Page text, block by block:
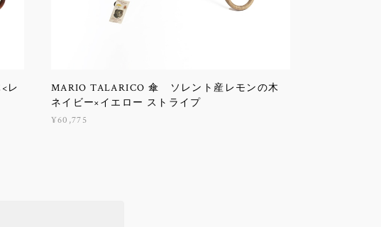
レ
MARIO TALARICO 傘 ソレント産レモンの木
ネイビー×イエロー ストライプ
¥60,775